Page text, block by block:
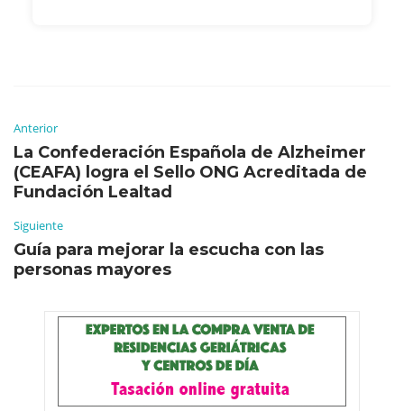
Anterior
La Confederación Española de Alzheimer
(CEAFA) logra el Sello ONG Acreditada de
Fundación Lealtad
Siguiente
Guía para mejorar la escucha con las
personas mayores